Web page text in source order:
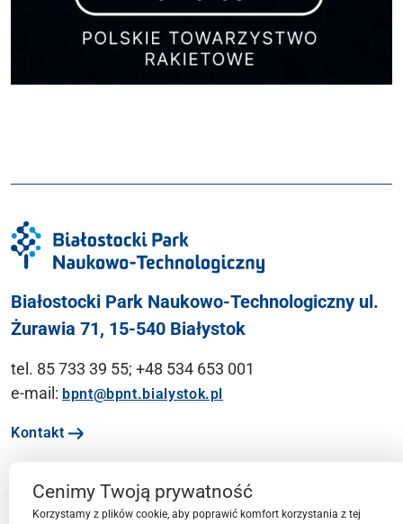
Białostocki Park Naukowo-Technologiczny ul.
Żurawia 71, 15-540 Białystok
tel. 85 733 39 55; +48 534 653 001
e-mail: bpnt@bpnt.bialystok.pl
Kontakt
Ważne linki
Cenimy Twoją prywatność
Korzystamy z plików cookie, aby poprawić komfort korzystania z tej